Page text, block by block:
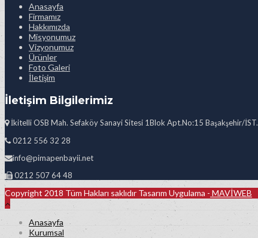
Anasayfa
Firmamız
Hakkımızda
Misyonumuz
Vizyonumuz
Ürünler
Foto Galeri
İletişim
İletişim Bilgilerimiz
İkitelli OSB Mah. Sefaköy Sanayi Sitesi 1Blok Apt.No:15 Başakşehir/İST.
0212 556 32 28
info@pimapenbayii.net
0212 507 64 48
Copyright 2018 Tüm Hakları saklıdır Tasarım Uygulama - MAVİWEB
Anasayfa
Kurumsal